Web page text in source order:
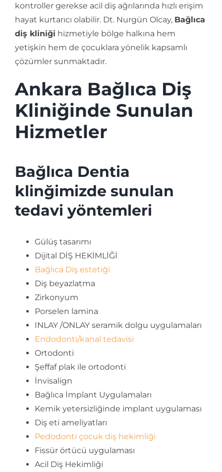
kontroller gerekse acil diş ağrılarında hızlı erişim
hayat kurtarıcı olabilir. Dt. Nurgün Olcay, Bağlıca
diş kliniği hizmetiyle bölge halkına hem
yetişkin hem de çocuklara yönelik kapsamlı
çözümler sunmaktadır.
Ankara Bağlıca Diş
Kliniğinde Sunulan
Hizmetler
Bağlıca Dentia
klinğimizde sunulan
tedavi yöntemleri
Gülüş tasarımı
Dijital DİŞ HEKİMLİĞİ
Bağlıca Diş estetiği
Diş beyazlatma
Zirkonyum
Porselen lamina
INLAY /ONLAY seramik dolgu uygulamaları
Endodonti/kanal tedavisi
Ortodonti
Şeffaf plak ile ortodonti
İnvisalign
Bağlıca İmplant Uygulamaları
Kemik yetersizliğinde implant uygulaması
Diş eti ameliyatları
Pedodonti çocuk diş hekimliği
Fissür örtücü uygulaması
Acil Diş Hekimliği